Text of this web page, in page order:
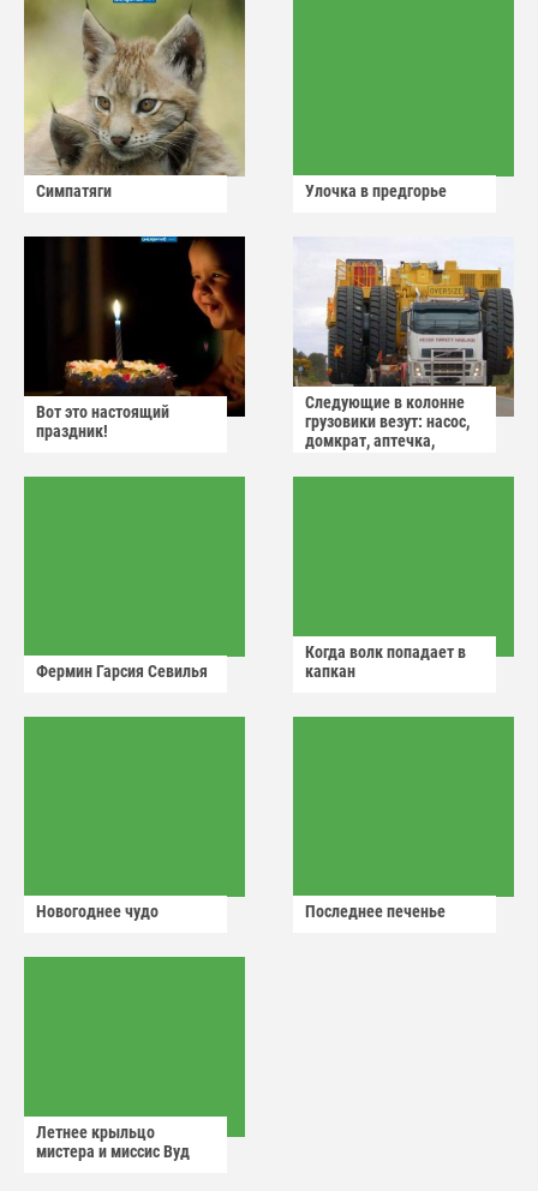
Симпатяги Улочка в предгорье
Вот это настоящий
праздник!
Следующие в колонне
грузовики везут: насос,
домкрат, аптечка,
Фермин Гарсия Севилья
Когда волк попадает в
капкан
Новогоднее чудо Последнее печенье
Летнее крыльцо
мистера и миссис Вуд